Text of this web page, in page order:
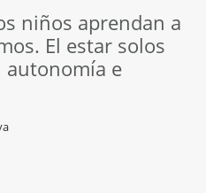
niños aprendan a
El estar solos
autonomía e